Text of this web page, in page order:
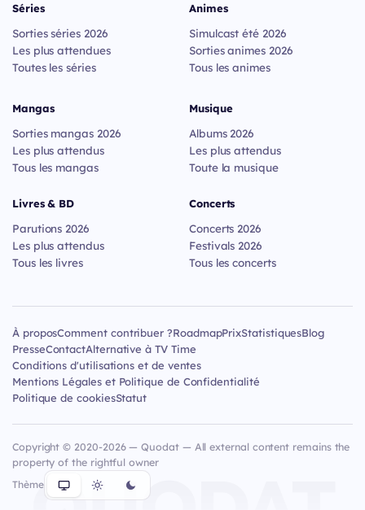
Séries
Sorties séries 2026
Les plus attendues
Toutes les séries
Animes
Simulcast été 2026
Sorties animes 2026
Tous les animes
Mangas
Sorties mangas 2026
Les plus attendus
Tous les mangas
Livres & BD
Parutions 2026
Les plus attendus
Tous les livres
Musique
Albums 2026
Les plus attendus
Toute la musique
Concerts
Concerts 2026
Festivals 2026
Tous les concerts
À proposComment contribuer ?RoadmapPrixStatistiquesBlog
PresseContactAlternative à TV Time
Conditions d'utilisations et de ventes
Mentions Légales et Politique de Confidentialité
Politique de cookiesStatut
Copyright © 2020-2026 — Quodat — All external content remains the
property of the rightful owner
Thème